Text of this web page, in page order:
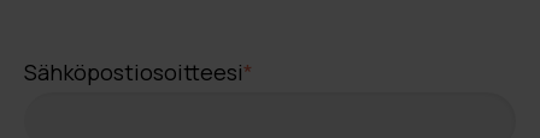
Sähköpostiosoitteesi*